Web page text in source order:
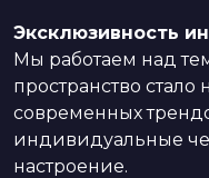
Эксклюзивность
Мы работаем над
пространство
современных
индивидуальные
настроение.